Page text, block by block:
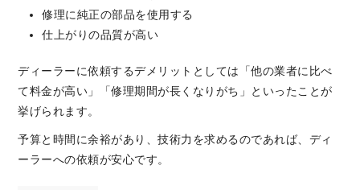
修理に純正の部品を使用する
仕上がりの品質が高い
ディーラーに依頼するデメリットとしては「他の業者に比べ
て料金が高い」「修理期間が長くなりがち」といったことが
挙げられます。
予算と時間に余裕があり、技術力を求めるのであれば、ディ
ーラーへの依頼が安心です。